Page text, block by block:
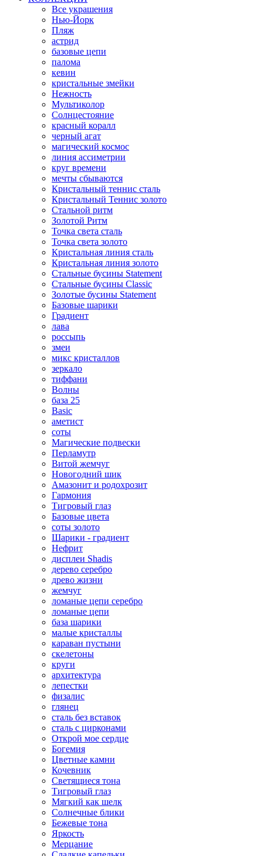
Все украшения
Нью-Йорк
Пляж
астрид
базовые цепи
палома
кевин
кристальные змейки
Нежность
Мультиколор
Солнцестояние
красный коралл
черный агат
магический космос
линия ассиметрии
круг времени
мечты сбываются
Кристальный теннис сталь
Кристальный Теннис золото
Стальной ритм
Золотой Ритм
Точка света сталь
Точка света золото
Кристальная линия сталь
Кристальная линия золото
Стальные бусины Statement
Стальные бусины Classic
Золотые бусины Statement
Базовые шарики
Градиент
лава
россыпь
змеи
микс кристаллов
зеркало
тиффани
Волны
база 25
Basic
аметист
соты
Магические подвески
Перламутр
Витой жемчуг
Новогодний шик
Амазонит и родохрозит
Гармония
Тигровый глаз
Базовые цвета
соты золото
Шарики - градиент
Нефрит
дисплеи Shadis
дерево серебро
древо жизни
жемчуг
ломаные цепи серебро
ломаные цепи
база шарики
малые кристаллы
караван пустыни
скелетоны
круги
архитектура
лепестки
физалис
глянец
сталь без вставок
сталь с цирконами
Открой мое сердце
Богемия
Цветные камни
Кочевник
Светящиеся тона
Тигровый глаз
Мягкий как шелк
Солнечные блики
Бежевые тона
Яркость
Мерцание